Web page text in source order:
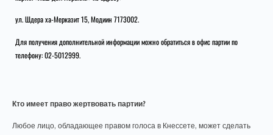
ул. Шдера ха-Мерказит 15, Модиин 7173002.
Для получения дополнительной информации можно обратиться в офис партии по
телефону: 02-5012999.
Кто имеет право жертвовать партии?
Любое лицо, обладающее правом голоса в Кнессете, может сделать